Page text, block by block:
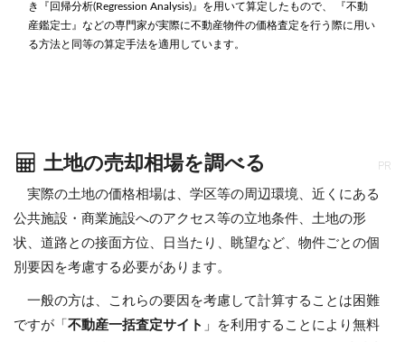
き『回帰分析(Regression Analysis)』を用いて算定したもので、 『不動
産鑑定士』などの専門家が実際に不動産物件の価格査定を行う際に用い
る方法と同等の算定手法を適用しています。
土地の売却相場を調べる PR
実際の土地の価格相場は、学区等の周辺環境、近くにある
公共施設・商業施設へのアクセス等の立地条件、土地の形
状、道路との接面方位、日当たり、眺望など、物件ごとの個
別要因を考慮する必要があります。
一般の方は、これらの要因を考慮して計算することは困難
ですが「 不動産一括査定サイト 」を利用することにより無料